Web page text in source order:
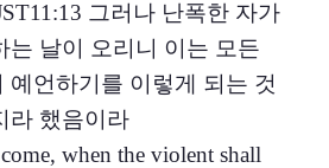
그러나 난폭한 자가
는 날이 오리니 이는 모든
예언하기를 이렇게 되는 것
라 했음이라
when the violent shall